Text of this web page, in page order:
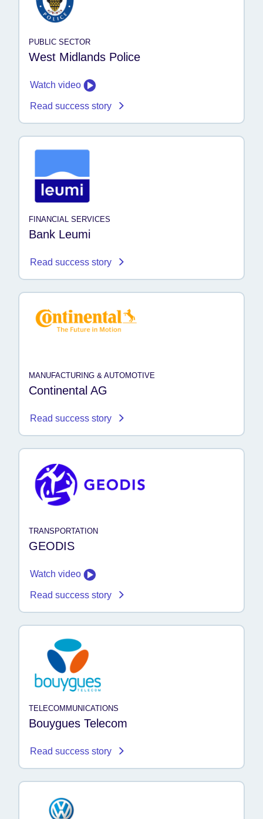
PUBLIC SECTOR
West Midlands Police
Watch video
Read success story
FINANCIAL SERVICES
Bank Leumi
Read success story
MANUFACTURING & AUTOMOTIVE
Continental AG
Read success story
TRANSPORTATION
GEODIS
Watch video
Read success story
TELECOMMUNICATIONS
Bouygues Telecom
Read success story